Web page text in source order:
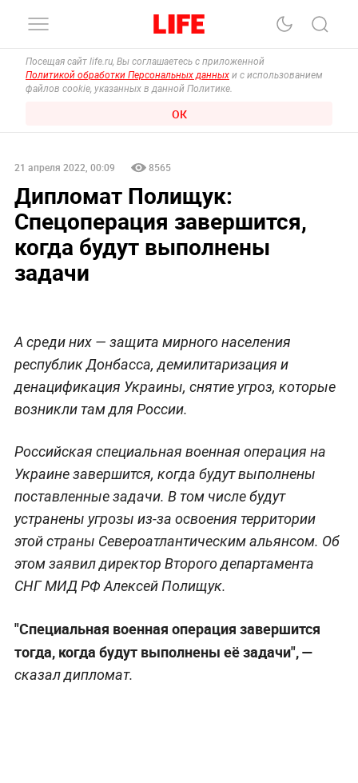
Посещая сайт life.ru, Вы соглашаетесь с приложенной
Политикой обработки Персональных данных и с использованием
файлов cookie, указанных в данной Политике.
ОК
21 апреля 2022, 00:09 8565
Дипломат Полищук:
Спецоперация завершится,
когда будут выполнены
задачи
А среди них — защита мирного населения
республик Донбасса, демилитаризация и
денацификация Украины, снятие угроз, которые
возникли там для России.
Российская специальная военная операция на
Украине завершится, когда будут выполнены
поставленные задачи. В том числе будут
устранены угрозы из-за освоения территории
этой страны Североатлантическим альянсом. Об
этом заявил директор Второго департамента
СНГ МИД РФ Алексей Полищук.
"Специальная военная операция завершится
тогда, когда будут выполнены её задачи", —
сказал дипломат.